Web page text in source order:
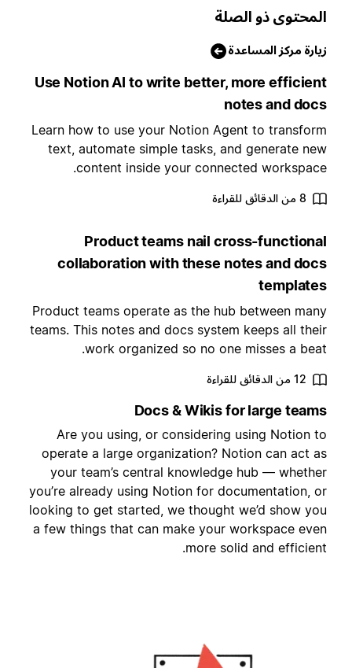
ذو الصلة
مركز المساعدة
Use Notion AI to write better, more
notes and
Learn how to use your Notion Agent to
text, automate simple tasks, and generate
content inside your connected
8 من الدقائق للقراءة
Product teams nail cross-
collaboration with these notes and
Product teams operate as the hub between
teams. This notes and docs system keeps all
work organized so no one misses a
12 من الدقائق للقراءة
Docs & Wikis for large
Are you using, or considering using Notion
operate a large organization? Notion can act
your team’s central knowledge hub —
you’re already using Notion for documentation,
looking to get started, we thought we’d show
a few things that can make your workspace
more solid and